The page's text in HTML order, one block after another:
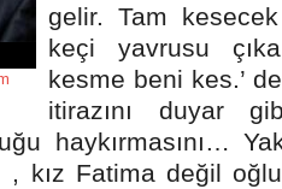
gelir. Tam
keçi yavrusu
kesme beni kes.’
itirazını duyar
haykırmasını…
, kız Fatima değil